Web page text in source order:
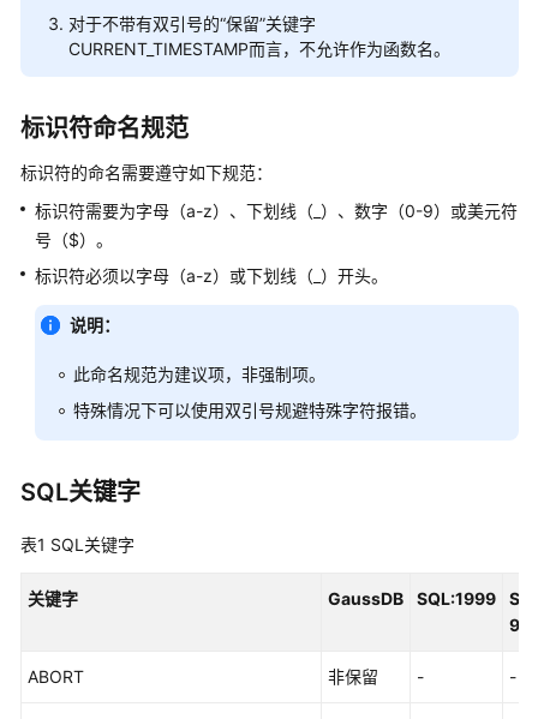
开
发
（分
布
式
10.x）
开
发
指
（集
中
式
10.x）
开
指
布
对于不带有双引号的“保留”关键字
CURRENT_TIMESTAMP而言，不允许作为函数名。
标识符命名规范
标识符的命名需要遵守如下规范：
标识符需要为字母（a-z）、下划线（_）、数字（0-9）或美元符
号（$）。
标识符必须以字母（a-z）或下划线（_）开头。
说明：
此命名规范为建议项，非强制项。
特殊情况下可以使用双引号规避特殊字符报错。
SQL关键字
表1 SQL关键字
关键字 GaussDB SQL:1999
92
ABORT 非保留 - -